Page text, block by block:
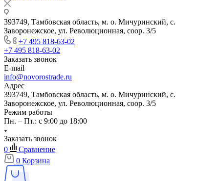
393749, Тамбовская область, м. о. Мичуринский, с.
Заворонежское, ул. Революционная, соор. 3/5
+7 495 818-63-02
+7 495 818-63-02
Заказать звонок
E-mail
info@novorostrade.ru
Адрес
393749, Тамбовская область, м. о. Мичуринский, с.
Заворонежское, ул. Революционная, соор. 3/5
Режим работы
Пн. – Пт.: с 9:00 до 18:00
Заказать звонок
0
Сравнение
0 Корзина